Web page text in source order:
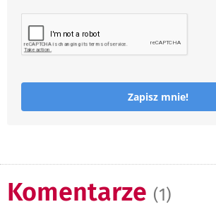
Zapisz mnie!
Komentarze (1)